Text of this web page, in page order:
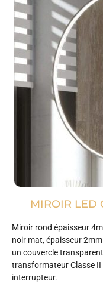
MIROIR LED
Miroir rond épaisseur
noir mat, épaisseur
un couvercle
transformateur Classe
interrupteur.